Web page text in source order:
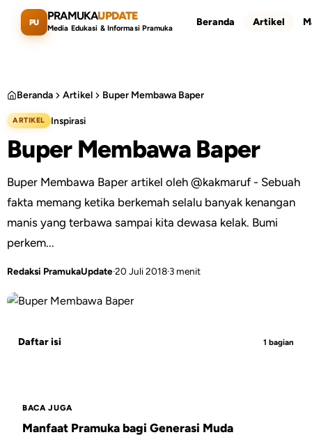
Lewati ke konten utama
PU PRAMUKAUPDATE
Media Edukasi & Informasi Pramuka
Beranda Artikel
Cari artikel
Beranda Artikel Buper Membawa Baper
ARTIKEL Inspirasi
Buper Membawa Baper
Buper Membawa Baper artikel oleh @kakmaruf - Sebuah
fakta memang ketika berkemah selalu banyak kenangan
manis yang terbawa sampai kita dewasa kelak. Bumi
perkem...
Redaksi PramukaUpdate·20 Juli 2018·3 menit
Daftar isi 1 bagian
BACA JUGA
Manfaat Pramuka bagi Generasi Muda